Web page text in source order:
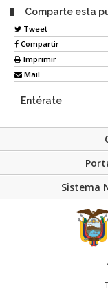
Comparte esta
Tweet
Compartir
Imprimir
Mail
Entérate
Sistema